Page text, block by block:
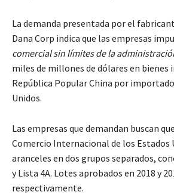
La demanda presentada por el
Dana Corp indica que las empresas
comercial sin límites de la
miles de millones de dólares en bienes
República Popular China por
Unidos.
Las empresas que demandan buscan
Comercio Internacional de los Estados
aranceles en dos grupos separados,
y Lista 4A. Lotes aprobados en 2018 y
respectivamente.